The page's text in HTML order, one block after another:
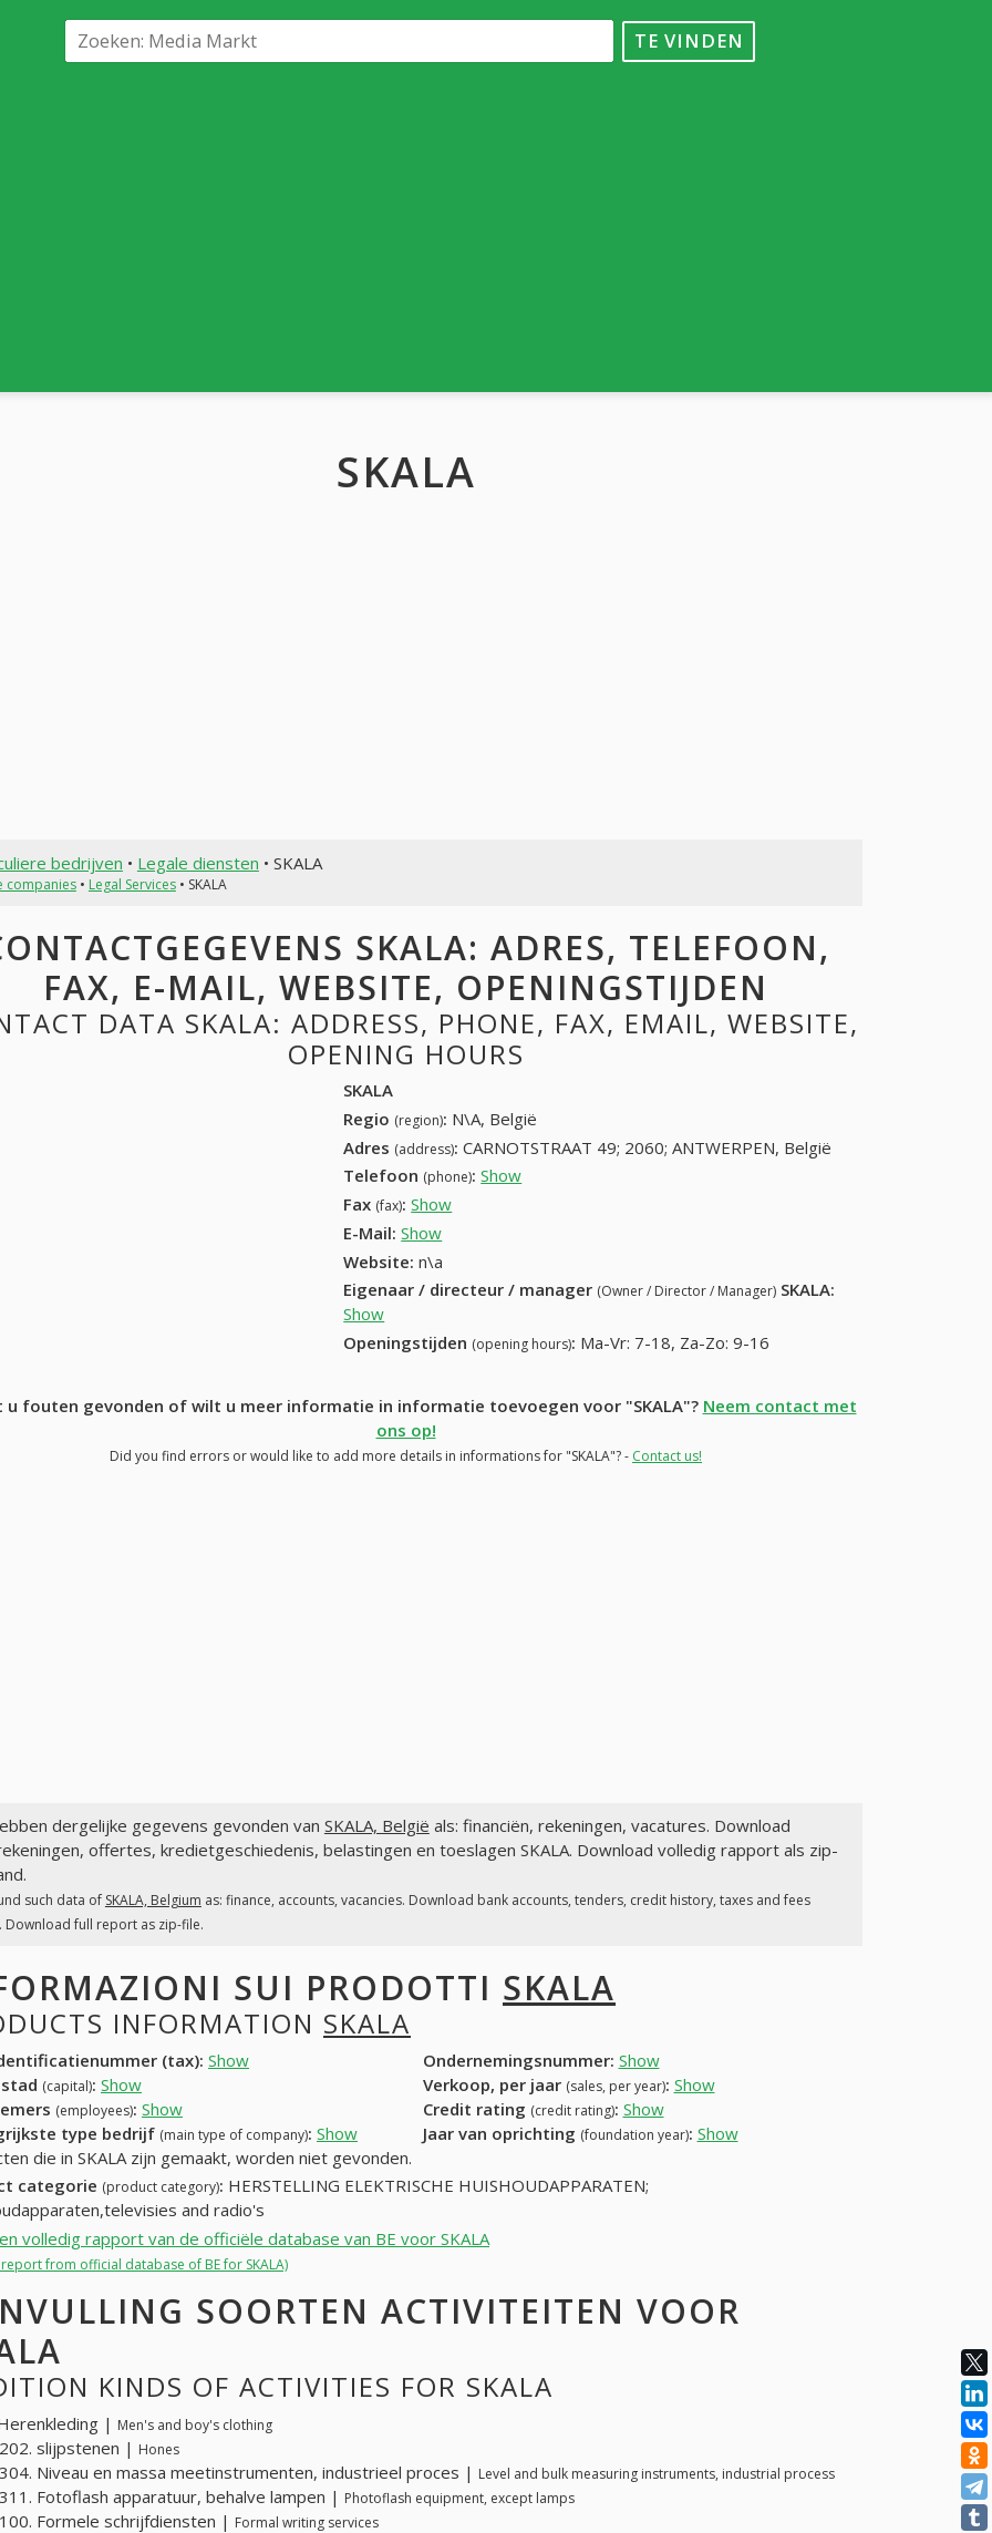
TE VINDEN
SKALA
bedrijven • Legale diensten • SKALA
companies• Legal Services• SKALA
SKALA: ADRES, TELEFOON,
FAX, E-MAIL, WEBSITE, OPENINGSTIJDEN
DATA SKALA: ADDRESS, PHONE, FAX, EMAIL, WEBSITE,
OPENING HOURS
SKALA
Regio (region): N\A, België
Adres (address): CARNOTSTRAAT 49; 2060; ANTWERPEN, België
Telefoon (phone): Show
Fax (fax): Show
E-Mail: Show
Website: n\a
Eigenaar / directeur / manager (Owner / Director / Manager) SKALA:
Show
Openingstijden (opening hours): Ma-Vr: 7-18, Za-Zo: 9-16
u fouten gevonden of wilt u meer informatie in informatie toevoegen voor "SKALA"? Neem contact met
ons op!
Did you find errors or would like to add more details in informations for "SKALA"? - Contact us!
dergelijke gegevens gevonden van SKALA, België als: financiën, rekeningen, vacatures. Download
offertes, kredietgeschiedenis, belastingen en toeslagen SKALA. Download volledig rapport als zip-
such data of SKALA, Belgium as: finance, accounts, vacancies. Download bank accounts, tenders, credit history, taxes and fees
Download full report as zip-file.
SUI PRODOTTI SKALA
INFORMATION SKALA
(tax): Show Ondernemingsnummer: Show
(capital): Show Verkoop, per jaar (sales, per year): Show
(employees): Show Credit rating (credit rating): Show
type bedrijf (main type of company): Show Jaar van oprichting (foundation year): Show
die in SKALA zijn gemaakt, worden niet gevonden.
categorie (product category): HERSTELLING ELEKTRISCHE HUISHOUDAPPARATEN;
and radio's
volledig rapport van de officiële database van BE voor SKALA
from official database of BE for SKALA)
SOORTEN ACTIVITEITEN VOOR
KINDS OF ACTIVITIES FOR SKALA
| Men's and boy's clothing
slijpstenen | Hones
Niveau en massa meetinstrumenten, industrieel proces | Level and bulk measuring instruments, industrial process
Fotoflash apparatuur, behalve lampen | Photoflash equipment, except lamps
Formele schrijfdiensten | Formal writing services